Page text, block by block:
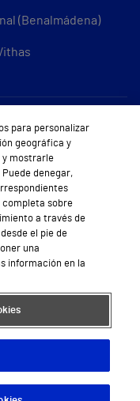
(Benalmádena)
en el trabajo
Mapa web Protección de datos
para personalizar
geográfica y
y mostrarle
denegar,
completa sobre
a través de
el pie de
una
información en la